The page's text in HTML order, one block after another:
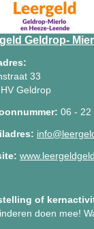
Geldrop-
33
Geldrop
06 - 22
of
doen mee!